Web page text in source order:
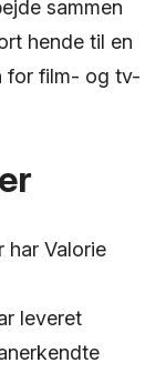
sammen
hende til en
for film- og tv-
har Valorie
leveret